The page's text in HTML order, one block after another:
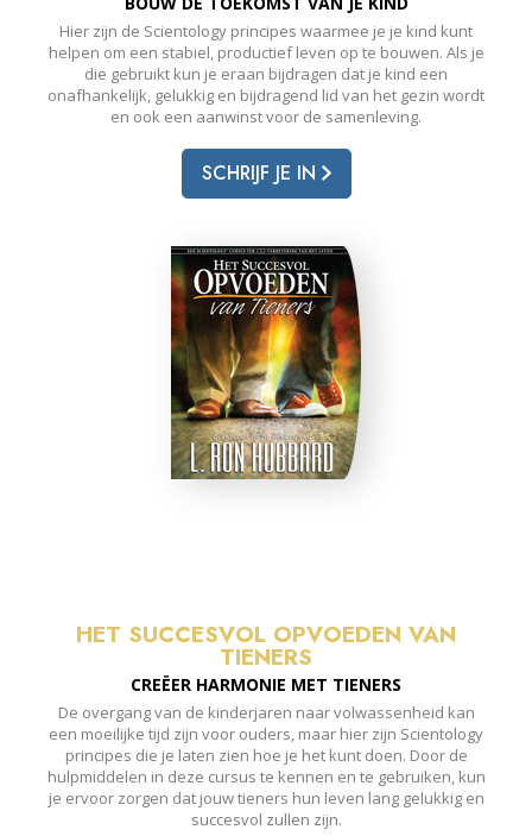
Hier zijn de Scientology principes waarmee je je kind kunt
helpen om een stabiel, productief leven op te bouwen. Als je
die gebruikt kun je eraan bijdragen dat je kind een
onafhankelijk, gelukkig en bijdragend lid van het gezin wordt
en ook een aanwinst voor de samenleving.
SCHRIJF JE IN
HET SUCCESVOL OPVOEDEN VAN
TIENERS
CREËER HARMONIE MET TIENERS
De overgang van de kinderjaren naar volwassenheid kan
een moeilijke tijd zijn voor ouders, maar hier zijn Scientology
principes die je laten zien hoe je het kunt doen. Door de
hulpmiddelen in deze cursus te kennen en te gebruiken, kun
je ervoor zorgen dat jouw tieners hun leven lang gelukkig en
succesvol zullen zijn.